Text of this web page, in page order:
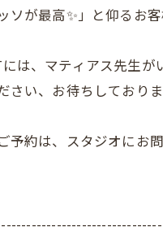
が最高✨」と仰るお
は、マティアス先生が
さい、お待ちしており
約は、スタジオにお問